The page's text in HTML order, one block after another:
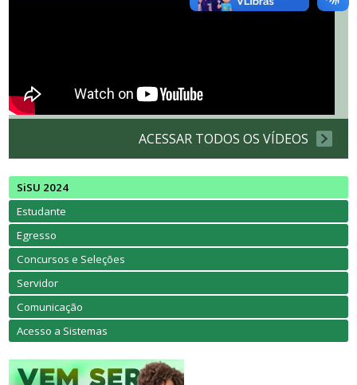
ACESSAR TODOS OS VÍDEOS
SiSU 2024
Estudante
Egresso
Concursos e Seleções
Servidor
Comunicação
Acesso a Sistemas